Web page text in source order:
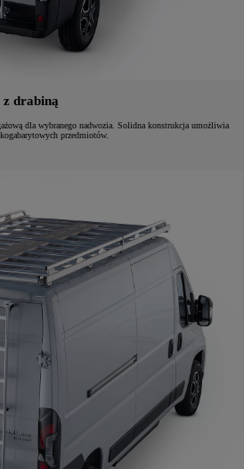
drabiną
dla wybranego nadwozia. Solidna konstrukcja umożliwia
przedmiotów.